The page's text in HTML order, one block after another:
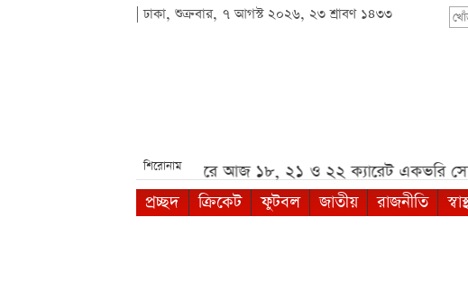
| ঢাকা, শুক্রবার, ৭ আগস্ট ২০২৬, ২৩ শ্রাবণ ১৪৩৩
শিরোনাম
দেশের বাজারে আজ ১৮, ২১ ও ২২ ক্যারেট একভরি
প্রচ্ছদ
ক্রিকেট ফুটবল জাতীয় রাজনীতি